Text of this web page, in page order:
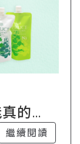
的做
繼續閱讀